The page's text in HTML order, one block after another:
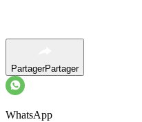
PartagerPartager
WhatsApp